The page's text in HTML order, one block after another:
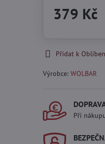
379 Kč
Přidat k
Výrobce: WOLBAR
Při